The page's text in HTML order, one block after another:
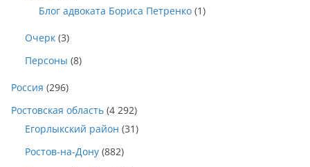
Блог адвоката Бориса Петренко (1)
Очерк (3)
Персоны (8)
Россия (296)
Ростовская область (4 292)
Егорлыкский район (31)
Ростов-на-Дону (882)